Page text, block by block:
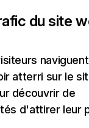
du site
naviguent
atterri sur le
découvrir de
d'attirer leur